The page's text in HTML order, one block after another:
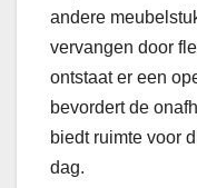
andere
vervangen door
ontstaat er een
bevordert de
biedt ruimte voor
dag.